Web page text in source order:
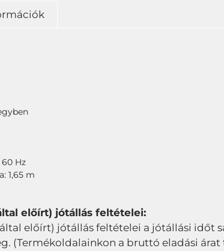
Hz
1,65 m
előírt) jótállás feltételei:
előírt) jótállás feltételei a jótállási időt
(Termékoldalainkon a bruttó eladási